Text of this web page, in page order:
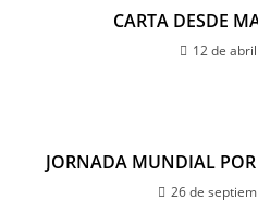
CARTA DESDE
12 de
JORNADA MUNDIAL POR
26 de